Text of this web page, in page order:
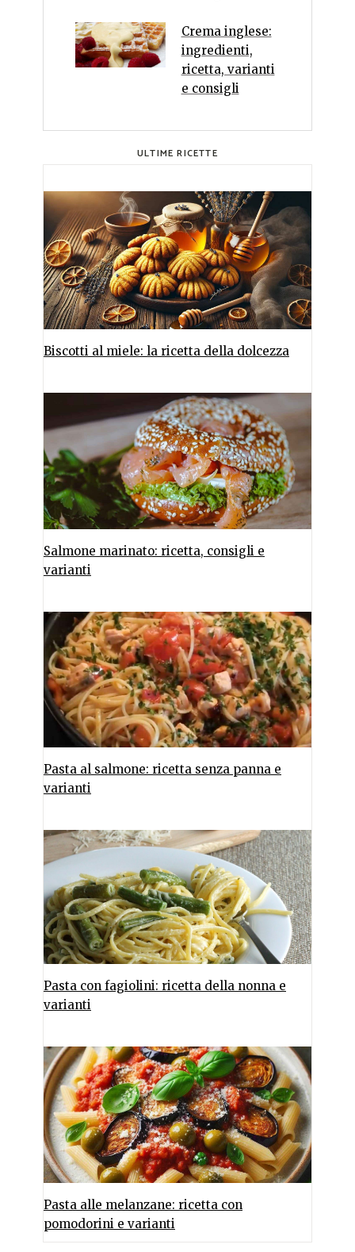
Crema inglese:
ingredienti,
ricetta, varianti
e consigli
ULTIME RICETTE
Biscotti al miele: la ricetta della dolcezza
Salmone marinato: ricetta, consigli e
varianti
Pasta al salmone: ricetta senza panna e
varianti
Pasta con fagiolini: ricetta della nonna e
varianti
Pasta alle melanzane: ricetta con
pomodorini e varianti